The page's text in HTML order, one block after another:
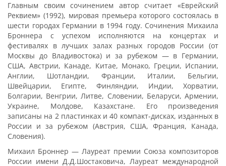
Главным своим сочинением автор считает «Еврейский
Реквием» (1992), мировая премьера которого состоялась в
шести городах Германии в 1994 году. Сочинения Михаила
Броннера с успехом исполняются на концертах и
фестивалях в лучших залах разных городов России (от
Москвы до Владивостока) и за рубежом — в Германии,
США, Австрии, Канаде, Китае, Монако, Греции, Испании,
Англии, Шотландии, Франции, Италии, Бельгии,
Швейцарии, Египте, Финляндии, Индии, Хорватии,
Болгарии, Венгрии, Литве, Словении, Беларуси, Армении,
Украине, Молдове, Казахстане. Его произведения
записаны на 2 пластинках и 40 компакт-дисках, изданных в
России и за рубежом (Австрия, США, Франция, Канада,
Словения).
Михаил Броннер — Лауреат премии Союза композиторов
России имени Д.Д.Шостаковича, Лауреат международной